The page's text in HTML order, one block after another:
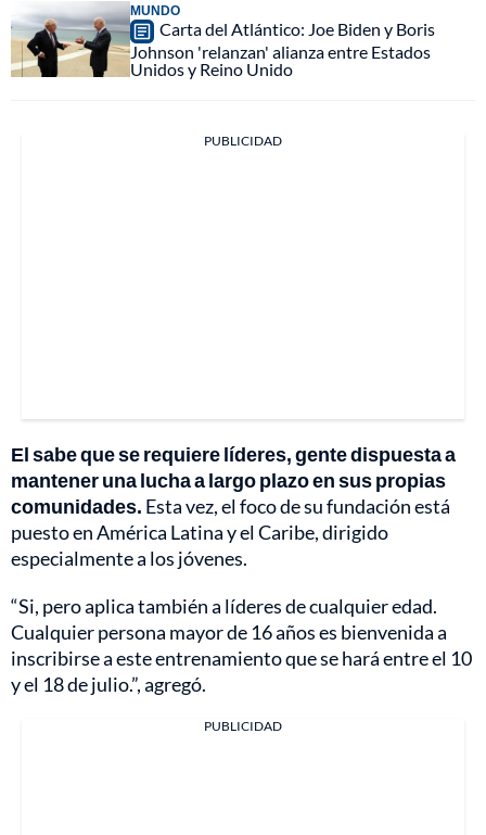
MUNDO
Carta del Atlántico: Joe Biden y Boris
Johnson 'relanzan' alianza entre Estados
Unidos y Reino Unido
PUBLICIDAD
El sabe que se requiere líderes, gente dispuesta a
mantener una lucha a largo plazo en sus propias
comunidades. Esta vez, el foco de su fundación está
puesto en América Latina y el Caribe, dirigido
especialmente a los jóvenes.
“Si, pero aplica también a líderes de cualquier edad.
Cualquier persona mayor de 16 años es bienvenida a
inscribirse a este entrenamiento que se hará entre el 10
y el 18 de julio.”, agregó.
PUBLICIDAD